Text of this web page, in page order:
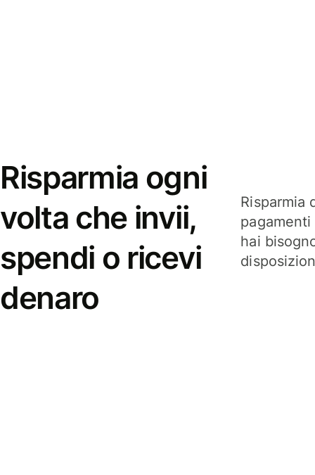
Risparmia ogni
volta che invii,
spendi o ricevi
denaro
Risparmia
hai